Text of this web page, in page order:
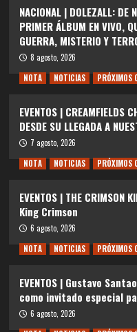
NACIONAL | DOLEZALL: DE
PRIMER ÁLBUM EN VIVO,
GUERRA, MISTERIO Y
8 agosto, 2026
NOTA
NOTICIAS PRÓXIMOS
EVENTOS | CREAMFIELDS
DESDE SU LLEGADA A
7 agosto, 2026
NOTA
NOTICIAS PRÓXIMOS
EVENTOS | THE
King Crimson
6 agosto, 2026
NOTA
NOTICIAS PRÓXIMOS
EVENTOS | Gustavo
como invitado especial
6 agosto, 2026